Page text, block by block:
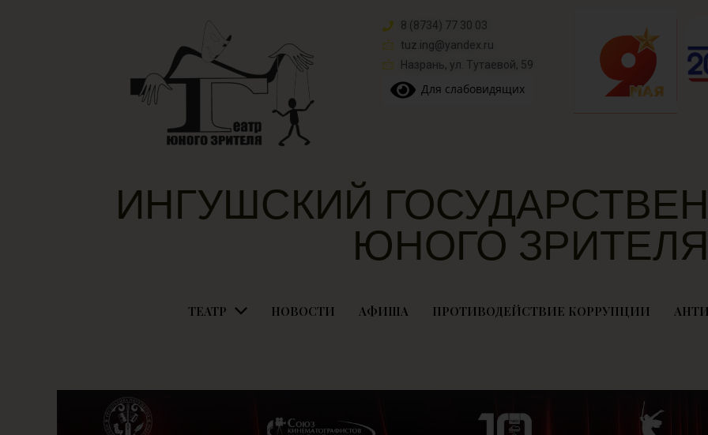
8 (8734) 77 30 03
tuz.ing@yandex.ru​
Назрань, ул. Тутаевой, 59
Для слабовидящих
ИНГУШСКИЙ
ЮНОГО
ТЕАТР НОВОСТИ АФИША ПРОТИВОДЕЙСТВИЕ КОРРУПЦИИ